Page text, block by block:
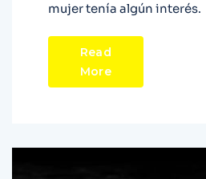
mujer tenía algún interés.
Read
More